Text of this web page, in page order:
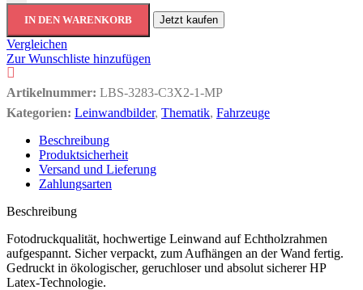
IN DEN WARENKORB Jetzt kaufen
Vergleichen
Zur Wunschliste hinzufügen
Artikelnummer: LBS-3283-C3X2-1-MP
Kategorien: Leinwandbilder, Thematik, Fahrzeuge
Beschreibung
Produktsicherheit
Versand und Lieferung
Zahlungsarten
Beschreibung
Fotodruckqualität, hochwertige Leinwand auf Echtholzrahmen
aufgespannt. Sicher verpackt, zum Aufhängen an der Wand fertig.
Gedruckt in ökologischer, geruchloser und absolut sicherer HP
Latex-Technologie.